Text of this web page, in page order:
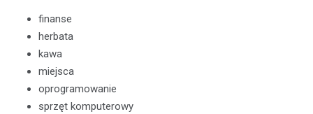
finanse
herbata
kawa
miejsca
oprogramowanie
sprzęt komputerowy